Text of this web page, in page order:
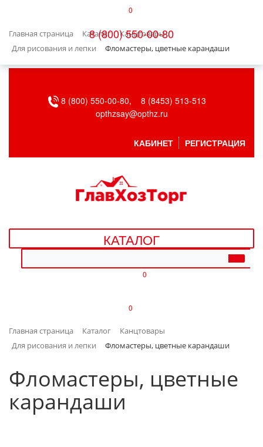
0
8 (800) 550-00-80
Главная страница Каталог
Канцтовары
Для рисования и лепки
Фломастеры, цветные карандаши
БЫТОВАЯ ТЕХНИКА
ВЕНТИЛЯЦИЯ
ДАЧА, САД И ОГОРОД
ДЕТСКИЕ ТОВАРЫ
ИНТЕРЬЕР
КЛИМАТИЧЕСКАЯ ТЕХНИКА
8 (800) 550-00-80,
8 (8453) 513-513
opthzsay@opthz.ru
КАБИНЕТ РЕГИСТРАЦИЯ
КАТАЛОГ
0
0
Главная страница Каталог
Канцтовары
Для рисования и лепки
Фломастеры, цветные карандаши
Фломастеры, цветные
карандаши